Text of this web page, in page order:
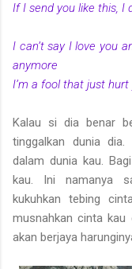
If I send you like this, I
I can’t say I love you
anymore
I’m a fool that just hurt
Kalau si dia benar
tinggalkan dunia
dalam dunia kau.
kau. Ini namanya
kukuhkan tebing
musnahkan cinta kau
akan berjaya